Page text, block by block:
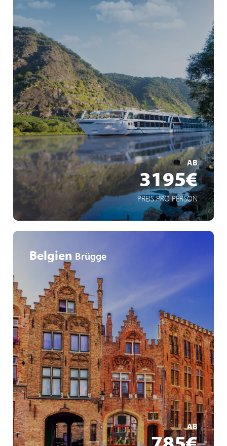
AB
3195€
PREIS PRO PERSON
5* Flusskreuzfahrt
Gourmet-Vollpension
über Nacht in Amsterdam
MEHR ERFAHREN
Belgien Brügge
AB
Stadtführung in Brügge
Möglichkeit eines Ausflugs nach Antwerpen oder
Ostende
MEHR ERFAHREN